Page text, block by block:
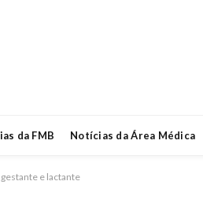
da FMB Notícias da Área Médica
e lactante